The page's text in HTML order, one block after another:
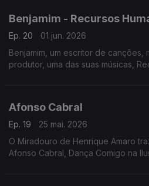
Benjamim - Recursos
Ep. 20
01 jun. 2026
Benjamim, um escritor de canções,
produtor, uma das suas músicas,
Afonso Cabral
Ep. 19
25 mai. 2026
O Miradouro de Henrique Amaro
Afonso Cabral, Dança Comigo na